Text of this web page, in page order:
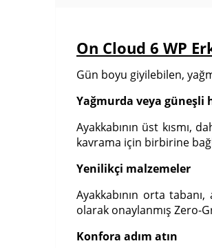
On Cloud 6 WP
Gün boyu giyilebilen,
Yağmurda veya güneşli
Ayakkabının üst kısmı,
kavrama için birbirine
Yenilikçi malzemeler
Ayakkabının orta
olarak onaylanmış Zero-
Konfora adım atın